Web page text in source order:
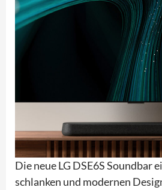
Die neue LG DSE6S Soundbar
schlanken und modernen